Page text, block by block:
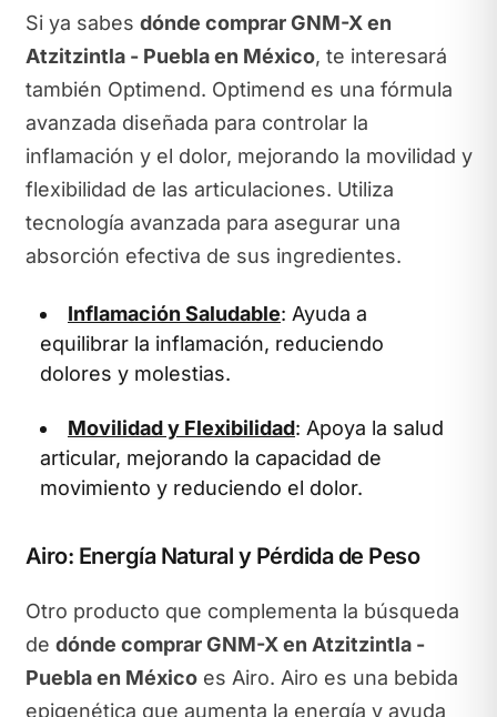
Si ya sabes dónde comprar GNM-X en
Atzitzintla - Puebla en México, te interesará
también Optimend. Optimend es una fórmula
avanzada diseñada para controlar la
inflamación y el dolor, mejorando la movilidad y
flexibilidad de las articulaciones. Utiliza
tecnología avanzada para asegurar una
absorción efectiva de sus ingredientes.
Inflamación Saludable: Ayuda a
equilibrar la inflamación, reduciendo
dolores y molestias.
Movilidad y Flexibilidad: Apoya la salud
articular, mejorando la capacidad de
movimiento y reduciendo el dolor.
Airo: Energía Natural y Pérdida de Peso
Otro producto que complementa la búsqueda
de dónde comprar GNM-X en Atzitzintla -
Puebla en Méxicoes Airo. Airo es una bebida
epigenética que aumenta la energía y ayuda